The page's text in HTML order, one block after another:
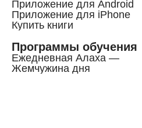
Приложение для Android
Приложение для iPhone
Купить книги
Программы обучения
Ежедневная Алаха —
Жемчужина дня